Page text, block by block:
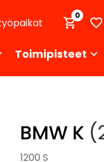
0
Toimipisteet
BMW K
1200 S